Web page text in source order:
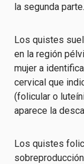
la segunda parte.
Los quistes
en la región
mujer a
cervical que
(folicular o
aparece la
Los quistes